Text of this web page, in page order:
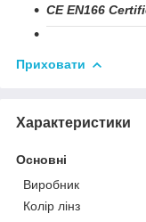
CE EN166
Приховати
Характеристики
Основні
Виробник
Колір лінз